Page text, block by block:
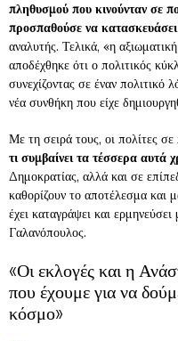
πληθυσμού που κινούνταν σε
προσπαθούσε να
αναλυτής. Τελικά, «η
αποδέχθηκε ότι ο πολιτικός
συνεχίζοντας σε έναν πολιτικό
νέα συνθήκη που είχε
Με τη σειρά τους, οι πολίτες σε
τι συμβαίνει τα τέσσερα αυτά
Δημοκρατίας, αλλά και σε
καθορίζουν το αποτέλεσμα και
έχει καταγράψει και
Γαλανόπουλος.
«Οι εκλογές και η
που έχουμε για να
κόσμο»